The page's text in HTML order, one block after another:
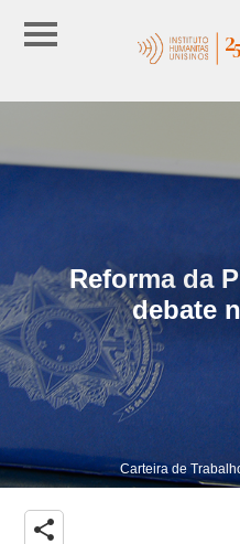
Reforma da
debate
Carteira de
share